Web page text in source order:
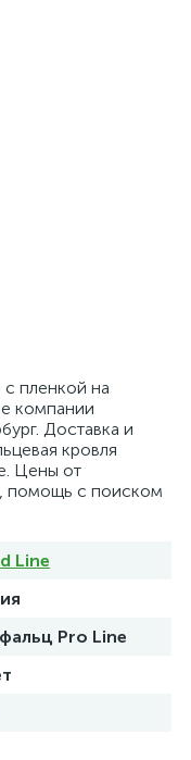
пленкой на
компании
Доставка и
кровля
Цены от
помощь с поиском
Line
Pro Line